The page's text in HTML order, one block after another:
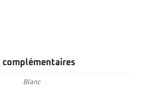
complémentaires
Blanc